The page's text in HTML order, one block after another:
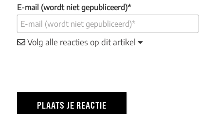
E-mail (wordt niet gepubliceerd)*
Volg alle reacties op dit artikel